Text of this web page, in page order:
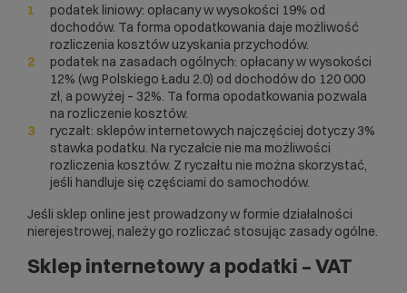
podatek liniowy: opłacany w wysokości 19% od
dochodów. Ta forma opodatkowania daje możliwość
rozliczenia kosztów uzyskania przychodów.
podatek na zasadach ogólnych: opłacany w wysokości
12% (wg Polskiego Ładu 2.0) od dochodów do 120 000
zł, a powyżej – 32%. Ta forma opodatkowania pozwala
na rozliczenie kosztów.
ryczałt: sklepów internetowych najczęściej dotyczy 3%
stawka podatku. Na ryczałcie nie ma możliwości
rozliczenia kosztów. Z ryczałtu nie można skorzystać,
jeśli handluje się częściami do samochodów.
Jeśli sklep online jest prowadzony w formie działalności
nierejestrowej, należy go rozliczać stosując zasady ogólne.
Sklep internetowy a podatki – VAT